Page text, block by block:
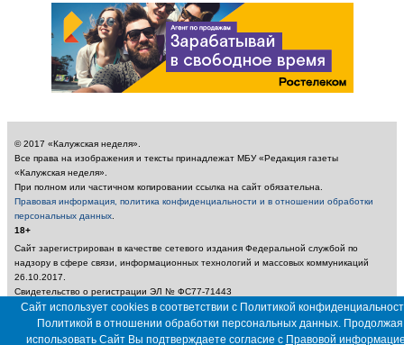
© 2017 «Калужская неделя».
Все права на изображения и тексты принадлежат МБУ «Редакция газеты
«Калужская неделя».
При полном или частичном копировании ссылка на сайт обязательна.
Правовая информация, политика конфиденциальности и в отношении обработки
персональных данных
18+
Сайт зарегистрирован в качестве сетевого издания Федеральной службой по
надзору в сфере связи, информационных технологий и массовых коммуникаций
26.10.2017.
Свидетельство о регистрации ЭЛ № ФС77-71443
Учредитель: Муниципальное бюджетное учреждение «Редакция газеты «Калужская
неделя»
Главный редактор: Амбарцумян А. Ю. / Электронный адрес редакции:
Сайт использует cookies в соответствии с Политикой
Политикой в отношении обработки персональных данных. Продолжая
использовать Сайт Вы подтверждаете согласие с Правовой